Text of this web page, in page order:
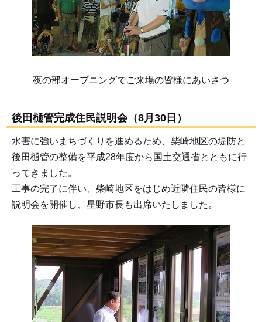
夜の部オープニングでご来場の皆様にあいさつ
後田樋管完成住民説明会（8月30日）
水害に強いまちづくりを進めるため、柴崎地区の堤防と
後田樋管の整備を平成28年度から国土交通省とともに行
ってきました。
工事の完了に伴い、柴崎地区をはじめ近隣住民の皆様に
説明会を開催し、星野市長も出席いたしました。